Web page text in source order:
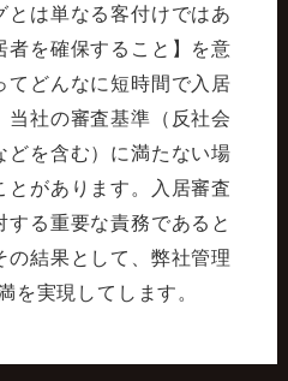
は単なる客付けではあ
者を確保すること】を意
てどんなに短時間で入居
社の審査基準（反社会
どを含む）に満たない場
があります。入居審査
る重要な責務であると
の結果として、弊社管理
を実現してします。